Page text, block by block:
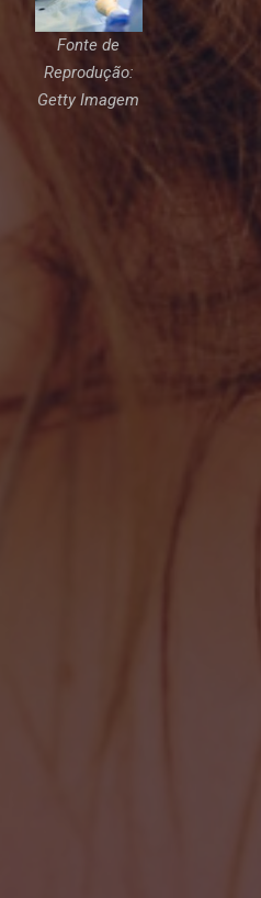
Fonte de
Reprodução:
Getty Imagem